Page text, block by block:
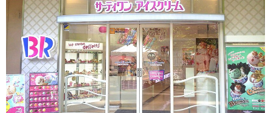
ッ
ト
メ
行・
歩
こ
の
ブ
ロ